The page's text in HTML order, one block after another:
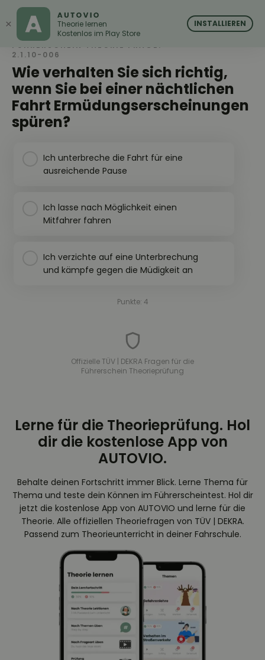
AUTOVIO
Wie verhalten Sie sich richtig,
wenn Sie bei einer nächtlichen
Fahrt Ermüdungserscheinungen
spüren?
FÜHRERSCHEIN THEORIE FRAGE:
2.1.10-006
Ich unterbreche die Fahrt für eine
ausreichende Pause
Ich lasse nach Möglichkeit einen
Mitfahrer fahren
Ich verzichte auf eine Unterbrechung
und kämpfe gegen die Müdigkeit an
Punkte: 4
Offizielle TÜV | DEKRA Fragen für die
Führerschein Theorieprüfung
Lerne für die Theorieprüfung. Hol
dir die kostenlose App von
AUTOVIO.
Behalte deinen Fortschritt immer Blick. Lerne Thema für
Thema und teste dein Können im Führerscheintest. Hol dir
jetzt die kostenlose App von AUTOVIO und lerne für die
Theorie. Alle offiziellen Theoriefragen von TÜV | DEKRA.
Passend zum Theorieunterricht in deiner Fahrschule.
× AUTOVIO
Theorie lernen
Kostenlos im Play Store
INSTALLIEREN